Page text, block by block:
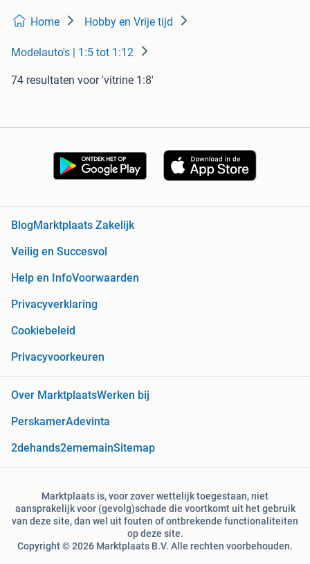
Home Hobby en Vrije tijd
Modelauto's | 1:5 tot 1:12
74 resultaten voor 'vitrine 1:8'
Blog Marktplaats Zakelijk
Veilig en Succesvol
Help en InfoVoorwaarden
Privacyverklaring
Cookiebeleid
Privacyvoorkeuren
Over MarktplaatsWerken bij
PerskamerAdevinta
2dehands2ememainSitemap
Marktplaats is, voor zover wettelijk toegestaan, niet
aansprakelijk voor (gevolg)schade die voortkomt uit het gebruik
van deze site, dan wel uit fouten of ontbrekende functionaliteiten
op deze site.
Copyright © 2026 Marktplaats B.V. Alle rechten voorbehouden.